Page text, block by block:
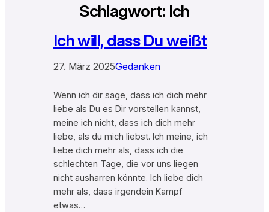
Schlagwort: Ich
Ich will, dass Du weißt
27. März 2025Gedanken
Wenn ich dir sage, dass ich dich mehr
liebe als Du es Dir vorstellen kannst,
meine ich nicht, dass ich dich mehr
liebe, als du mich liebst. Ich meine, ich
liebe dich mehr als, dass ich die
schlechten Tage, die vor uns liegen
nicht ausharren könnte. Ich liebe dich
mehr als, dass irgendein Kampf
etwas…